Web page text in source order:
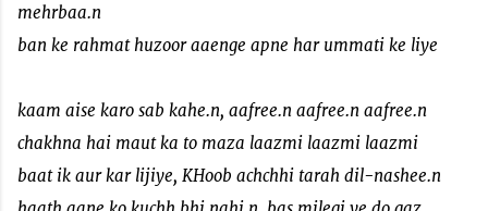
mehrbaa.n
ban ke rahmat huzoor aaenge apne har ummati ke liye
kaam aise karo sab kahe.n, aafree.n aafree.n aafree.n
chakhna hai maut ka to maza laazmi laazmi laazmi
baat ik aur kar lijiye, KHoob achchhi tarah dil-nashee.n